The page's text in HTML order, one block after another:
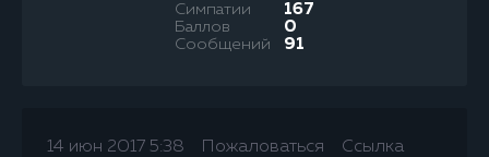
Симпатии 167
Баллов 0
Сообщений 91
14 июн 2017 5:38 Пожаловаться Ссылка